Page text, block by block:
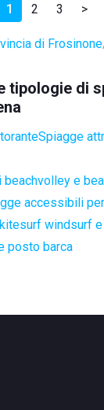
1 2 3 >
di Frosinone
tipologie di
Spiagge
beachvolley e
accessibili
windsurf
posto barca